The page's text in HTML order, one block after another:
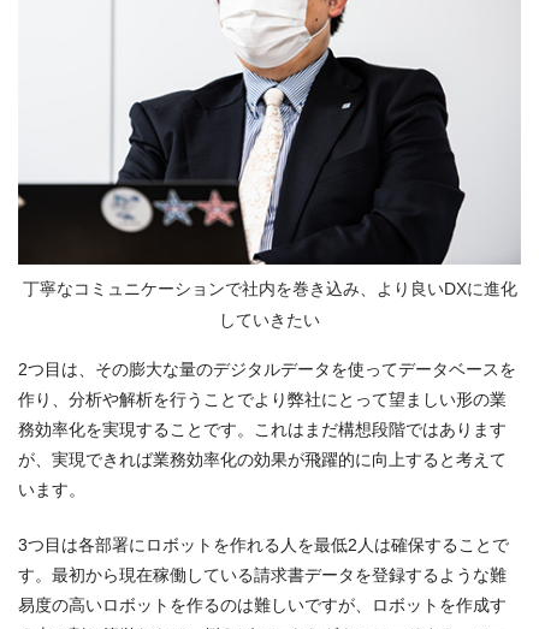
丁寧なコミュニケーションで社内を巻き込み、より良いDXに進化
していきたい
2つ目は、その膨大な量のデジタルデータを使ってデータベースを
作り、分析や解析を行うことでより弊社にとって望ましい形の業
務効率化を実現することです。これはまだ構想段階ではあります
が、実現できれば業務効率化の効果が飛躍的に向上すると考えて
います。
3つ目は各部署にロボットを作れる人を最低2人は確保することで
す。最初から現在稼働している請求書データを登録するような難
易度の高いロボットを作るのは難しいですが、ロボットを作成す